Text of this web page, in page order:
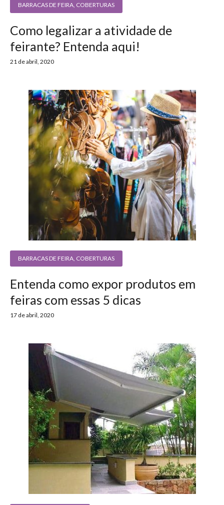
BARRACAS DE FEIRA COBERTURAS
Como legalizar a atividade de
feirante? Entenda aqui!
21 de abril, 2020
BARRACAS DE FEIRA COBERTURAS
Entenda como expor produtos em
feiras com essas 5 dicas
17 de abril, 2020